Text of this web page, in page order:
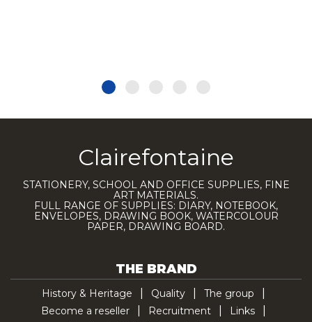
Clairefontaine
STATIONERY, SCHOOL AND OFFICE SUPPLIES, FINE
ART MATERIALS.
FULL RANGE OF SUPPLIES: DIARY, NOTEBOOK,
ENVELOPES, DRAWING BOOK, WATERCOLOUR
PAPER, DRAWING BOARD.
THE BRAND
History & Heritage Quality
The group
Become a reseller
Recruitment
Links